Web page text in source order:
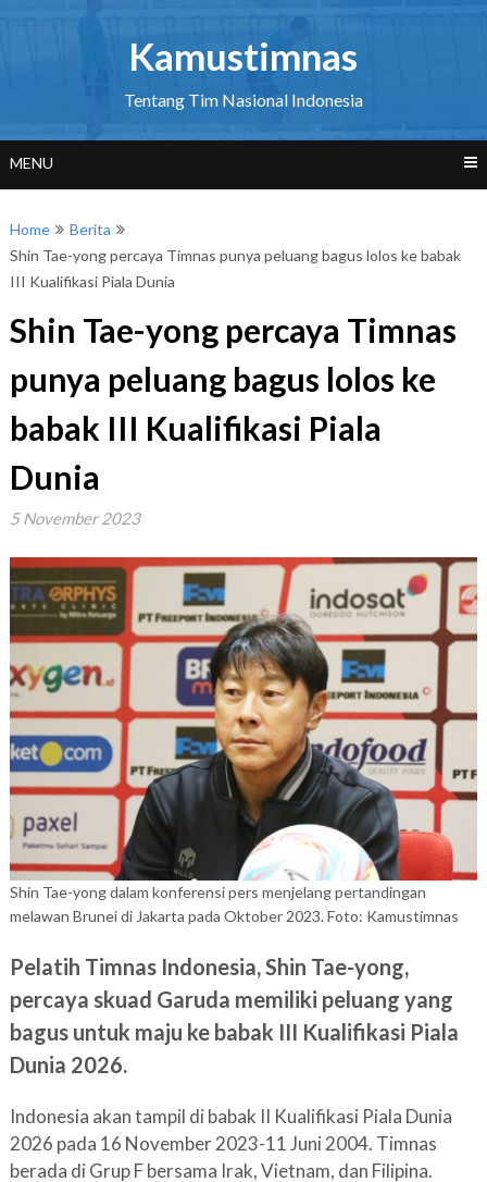
Kamustimnas
Tentang Tim Nasional Indonesia
MENU
Home
Berita
Shin Tae-yong percaya Timnas punya peluang bagus lolos ke babak
III Kualifikasi Piala Dunia
Shin Tae-yong percaya Timnas
punya peluang bagus lolos ke
babak III Kualifikasi Piala
Dunia
5 November 2023
Shin Tae-yong dalam konferensi pers menjelang pertandingan
melawan Brunei di Jakarta pada Oktober 2023. Foto: Kamustimnas
Pelatih Timnas Indonesia, Shin Tae-yong,
percaya skuad Garuda memiliki peluang yang
bagus untuk maju ke babak III Kualifikasi Piala
Dunia 2026.
Indonesia akan tampil di babak II Kualifikasi Piala Dunia
2026 pada 16 November 2023-11 Juni 2004. Timnas
berada di Grup F bersama Irak, Vietnam, dan Filipina.